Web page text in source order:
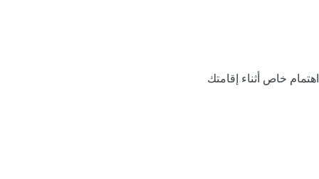
اهتمام خاص أثناء إقامتك